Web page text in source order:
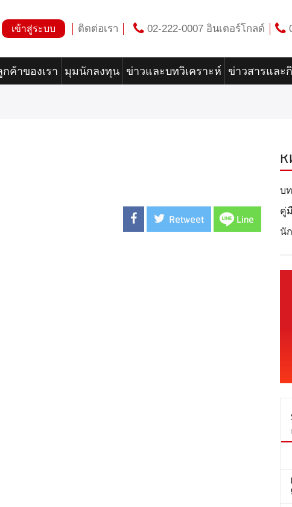
เข้าสู่ระบบ ติดต่อเรา 02-222-0007 อินเตอร์โกลด์
กค้าของเรา มุมนักลงทุน ข่าวและบทวิเคราะห์ ข่าวสารและ
Retweet Line
บ
คู่
นั